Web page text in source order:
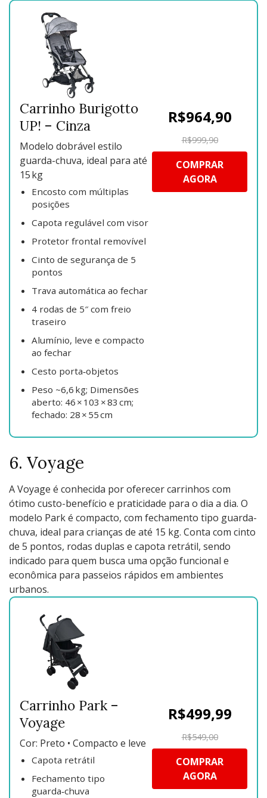
Carrinho Burigotto
UP! – Cinza
Modelo dobrável estilo
guarda-chuva, ideal para até
15 kg
Encosto com múltiplas
posições
Capota regulável com visor
Protetor frontal removível
Cinto de segurança de 5
pontos
Trava automática ao fechar
4 rodas de 5″ com freio
traseiro
Alumínio, leve e compacto
ao fechar
Cesto porta‑objetos
Peso ~6,6 kg; Dimensões
aberto: 46 × 103 × 83 cm;
fechado: 28 × 55 cm
R$964,90
R$999,90
COMPRAR
AGORA
6. Voyage
A Voyage é conhecida por oferecer carrinhos com
ótimo custo-benefício e praticidade para o dia a dia. O
modelo Park é compacto, com fechamento tipo guarda-
chuva, ideal para crianças de até 15 kg. Conta com cinto
de 5 pontos, rodas duplas e capota retrátil, sendo
indicado para quem busca uma opção funcional e
econômica para passeios rápidos em ambientes
urbanos.
Carrinho Park –
Voyage
Cor: Preto • Compacto e leve
Capota retrátil
Fechamento tipo
guarda‑chuva
R$499,99
R$549,00
COMPRAR
AGORA